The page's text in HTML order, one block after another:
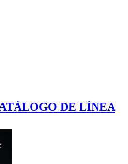
DE LÍNEA